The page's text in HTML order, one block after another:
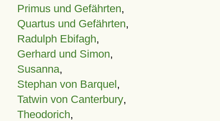
Primus und Gefährten,
Quartus und Gefährten,
Radulph Ebifagh,
Gerhard und Simon,
Susanna,
Stephan von Barquel,
Tatwin von Canterbury,
Theodorich,